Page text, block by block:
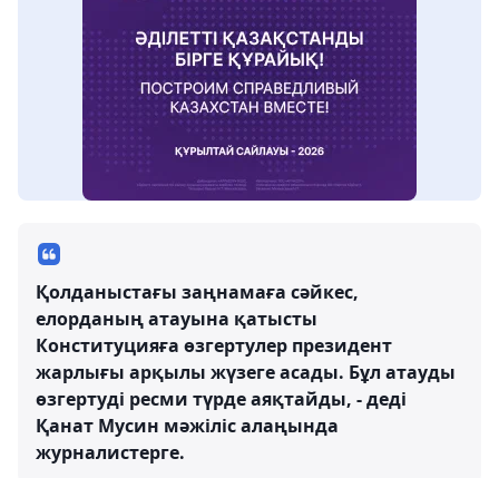
Қолданыстағы заңнамаға сәйкес,
елорданың атауына қатысты
Конституцияға өзгертулер президент
жарлығы арқылы жүзеге асады. Бұл атауды
өзгертуді ресми түрде аяқтайды, - деді
Қанат Мусин мәжіліс алаңында
журналистерге.